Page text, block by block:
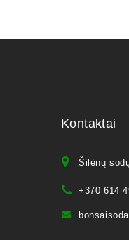
Kontaktai
Šilėnų
+370 614